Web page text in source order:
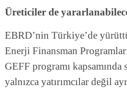
Üreticiler de
EBRD’nin Türkiye’de
Enerji Finansman
GEFF programı
yalnızca yatırımcılar değil